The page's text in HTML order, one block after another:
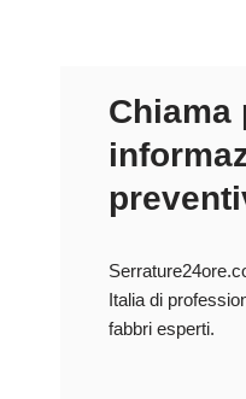
Chiama
Italia di
fabbri esperti.